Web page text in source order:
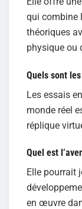
qui combine
théoriques
physique ou
Quels sont
Les essais
monde réel
réplique
Quel est
Elle pourrait
en œuvre